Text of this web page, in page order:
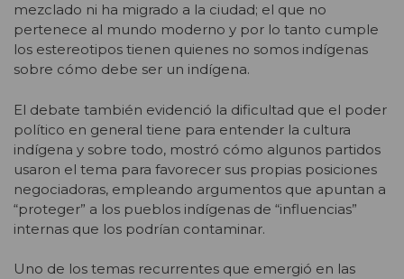
mezclado ni ha migrado a la ciudad; el que no
pertenece al mundo moderno y por lo tanto cumple
los estereotipos tienen quienes no somos indígenas
sobre cómo debe ser un indígena.
El debate también evidenció la dificultad que el poder
político en general tiene para entender la cultura
indígena y sobre todo, mostró cómo algunos partidos
usaron el tema para favorecer sus propias posiciones
negociadoras, empleando argumentos que apuntan a
“proteger” a los pueblos indígenas de “influencias”
internas que los podrían contaminar.
Uno de los temas recurrentes que emergió en las